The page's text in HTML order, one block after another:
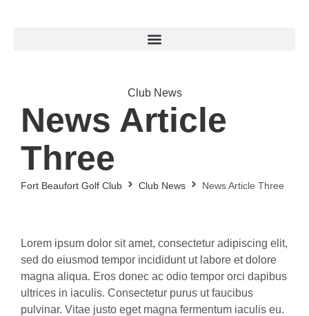
Club News
News Article
Three
Fort Beaufort Golf Club Club News News Article Three
Lorem ipsum dolor sit amet, consectetur adipiscing elit,
sed do eiusmod tempor incididunt ut labore et dolore
magna aliqua. Eros donec ac odio tempor orci dapibus
ultrices in iaculis. Consectetur purus ut faucibus
pulvinar. Vitae justo eget magna fermentum iaculis eu.